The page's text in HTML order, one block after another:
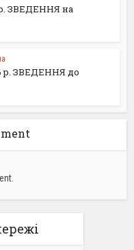
ЗВЕДЕННЯ на
р. ЗВЕДЕННЯ до